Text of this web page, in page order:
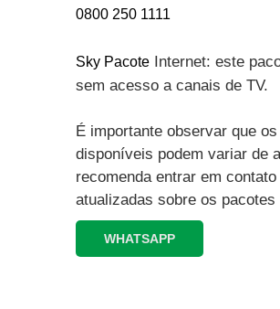
0800 250 1111
Sky Pacote Internet: este
sem acesso a canais de TV.
É importante observar que
disponíveis podem variar de
recomenda entrar em
atualizadas sobre os
WHATSAPP